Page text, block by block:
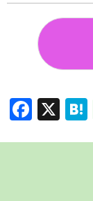
教習所で実施
所で実施する
ービスなどを
をお知らせす
Facebook